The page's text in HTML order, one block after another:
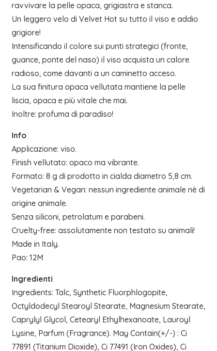
ravvivare la pelle opaca, grigiastra e stanca.
Un leggero velo di Velvet Hot su tutto il viso e addio
grigiore!
Intensificando il colore sui punti strategici (fronte,
guance, ponte del naso) il viso acquista un calore
radioso, come davanti a un caminetto acceso.
La sua finitura opaca vellutata mantiene la pelle
liscia, opaca e più vitale che mai.
Inoltre: profuma di paradiso!
Info
Applicazione: viso.
Finish vellutato: opaco ma vibrante.
Formato: 8 g di prodotto in cialda diametro 5,8 cm.
Vegetarian & Vegan: nessun ingrediente animale nè di
origine animale.
Senza siliconi, petrolatum e parabeni.
Cruelty-free: assolutamente non testato su animali!
Made in Italy.
Pao: 12M
Ingredienti
Ingredients: Talc, Synthetic Fluorphlogopite,
Octyldodecyl Stearoyl Stearate, Magnesium Stearate,
Caprylyl Glycol, Cetearyl Ethylhexanoate, Lauroyl
Lysine, Parfum (Fragrance). May Contain(+/-) : Ci
77891 (Titanium Dioxide), Ci 77491 (Iron Oxides), Ci